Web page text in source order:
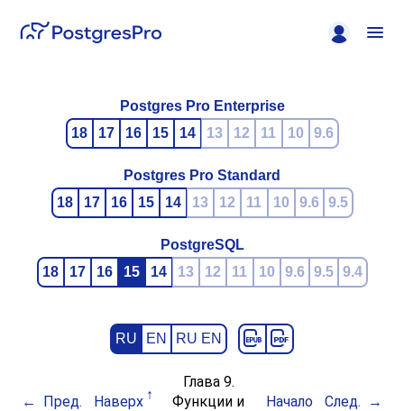
Postgres Pro Enterprise
18
17 16 15 14 13 12 11 10 9.6
Postgres Pro Standard
18
17 16 15 14 13 12 11 10 9.6 9.5
PostgreSQL
18
17 16 15 14 13 12 11 10 9.6 9.5 9.4
RU EN RU EN
Пред. Наверх
Глава 9.
Функции и
Начало След.